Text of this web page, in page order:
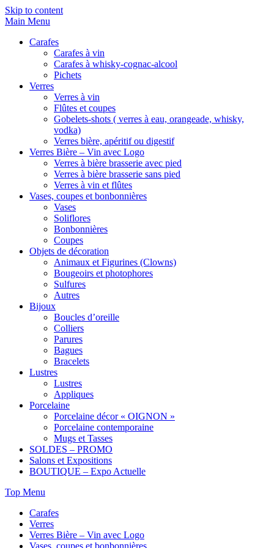
Skip to content
Main Menu
Carafes
Carafes à vin
Carafes à whisky-cognac-alcool
Pichets
Verres
Verres à vin
Flûtes et coupes
Gobelets-shots ( verres à eau, orangeade, whisky,
vodka)
Verres bière, apéritif ou digestif
Verres Bière – Vin avec Logo
Verres à bière brasserie avec pied
Verres à bière brasserie sans pied
Verres à vin et flûtes
Vases, coupes et bonbonnières
Vases
Soliflores
Bonbonnières
Coupes
Objets de décoration
Animaux et Figurines (Clowns)
Bougeoirs et photophores
Sulfures
Autres
Bijoux
Boucles d’oreille
Colliers
Parures
Bagues
Bracelets
Lustres
Lustres
Appliques
Porcelaine
Porcelaine décor « OIGNON »
Porcelaine contemporaine
Mugs et Tasses
SOLDES – PROMO
Salons et Expositions
BOUTIQUE – Expo Actuelle
Top Menu
Carafes
Verres
Verres Bière – Vin avec Logo
Vases, coupes et bonbonnières